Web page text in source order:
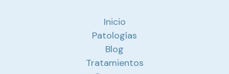
Inicio
Patologías
Blog
Tratamientos